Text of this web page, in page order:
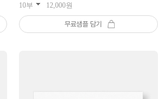
10부 12,000원
무료샘플 담기